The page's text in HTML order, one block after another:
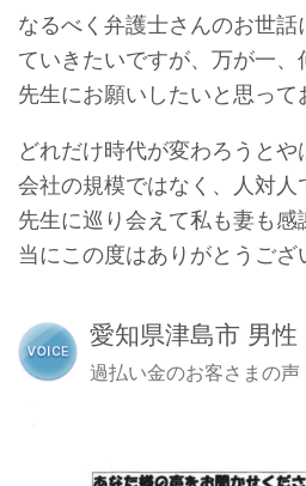
なるべく弁護士さんのお世話
ていきたいですが、万が一、
先生にお願いしたいと思って
どれだけ時代が変わろうと
会社の規模ではなく、人対人
先生に巡り会えて私も妻も
当にこの度はありがとうござ
愛知県津島市 男性
過払い金のお客さまの声